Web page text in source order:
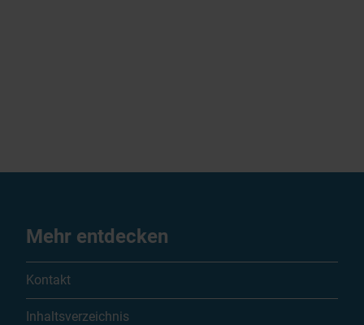
Mehr entdecken
Kontakt
Inhaltsverzeichnis